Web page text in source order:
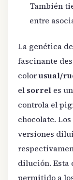
También
entre
La genética
fascinante
colorusual/
el sorrel es
controla el
chocolate.
versiones
dilución. Esta
permitido a